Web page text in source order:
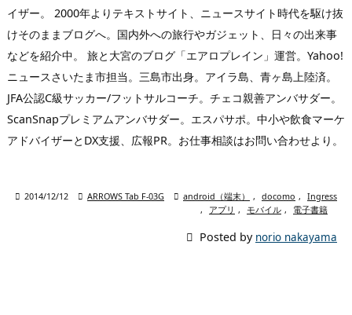
イザー。 2000年よりテキストサイト、ニュースサイト時代を駆け抜
けそのままブログへ。国内外への旅行やガジェット、日々の出来事
などを紹介中。 旅と大宮のブログ「エアロプレイン」運営。Yahoo!
ニュースさいたま市担当。三島市出身。アイラ島、青ヶ島上陸済。
JFA公認C級サッカー/フットサルコーチ。チェコ親善アンバサダー。
ScanSnapプレミアムアンバサダー。エスパサポ。中小や飲食マーケ
アドバイザーとDX支援、広報PR。お仕事相談はお問い合わせより。
 2014/12/12  ARROWS Tab F-03G  android（端末） , docomo ,
Ingress
,
アプリ , モバイル , 電子書籍
 Posted by norio nakayama